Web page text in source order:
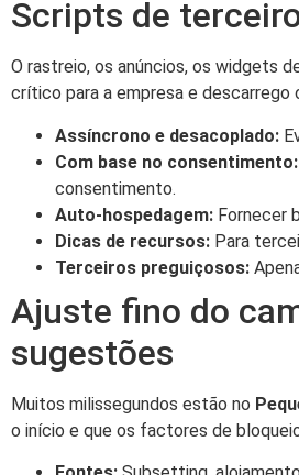
Scripts de
O rastreio, os anúncios, os widgets
crítico para a empresa e descarrego
Assíncrono e desacoplado:
Com base no consentimento:
consentimento.
Auto-hospedagem: Fornecer
Dicas de recursos: Para
Terceiros preguiçosos:
Ajuste fino do
sugestões
Muitos milissegundos estão no
o início e que os factores de